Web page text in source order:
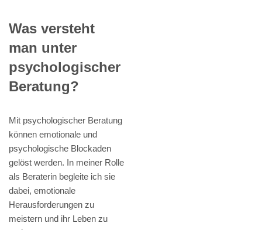
Was versteht
man unter
psychologischer
Beratung?
Mit psychologischer Beratung
können emotionale und
psychologische Blockaden
gelöst werden. In meiner Rolle
als Beraterin begleite ich sie
dabei, emotionale
Herausforderungen zu
meistern und ihr Leben zu